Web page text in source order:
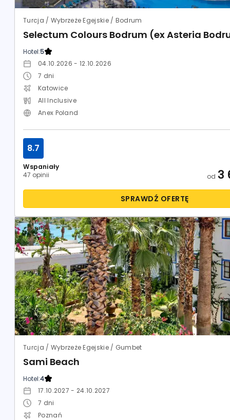
Turcja / Wybrzeże Egejskie / Bodrum
Selectum Colours Bodrum (ex Asteria
Hotel:5
04.10.2026 - 12.10.2026
7 dni
Katowice
All Inclusive
Anex Poland
Wspaniały
47 opinii
8.7
od 3
SPRAWDŹ OFERTĘ
Turcja / Wybrzeże Egejskie / Gumbet
Sami Beach
Hotel:4
17.10.2027 - 24.10.2027
7 dni
Poznań